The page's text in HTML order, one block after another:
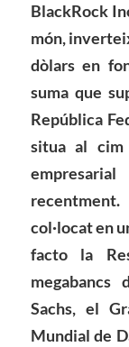
BlackRock
món,
dòlars en
suma que
República
situa al
col·locat en
facto la
Sachs, el
Mundial de